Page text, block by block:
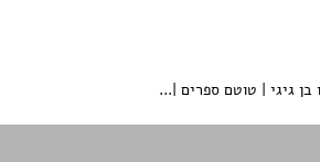
גיגי | טוטם ספרים |...